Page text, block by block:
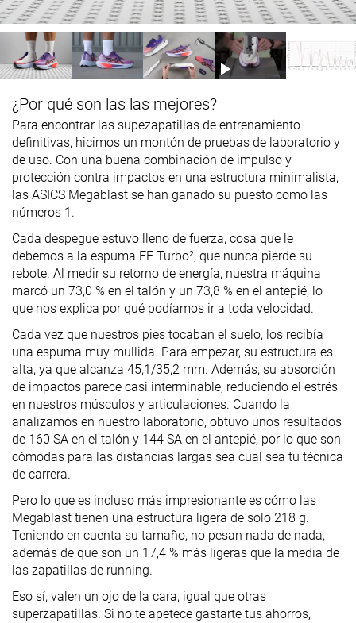
¿Por qué son las las mejores?
Para encontrar las supezapatillas de entrenamiento
definitivas, hicimos un montón de pruebas de laboratorio y
de uso. Con una buena combinación de impulso y
protección contra impactos en una estructura minimalista,
las ASICS Megablast se han ganado su puesto como las
números 1.
Cada despegue estuvo lleno de fuerza, cosa que le
debemos a la espuma FF Turbo², que nunca pierde su
rebote. Al medir su retorno de energía, nuestra máquina
marcó un 73,0 % en el talón y un 73,8 % en el antepié, lo
que nos explica por qué podíamos ir a toda velocidad.
Cada vez que nuestros pies tocaban el suelo, los recibía
una espuma muy mullida. Para empezar, su estructura es
alta, ya que alcanza 45,1/35,2 mm. Además, su absorción
de impactos parece casi interminable, reduciendo el estrés
en nuestros músculos y articulaciones. Cuando la
analizamos en nuestro laboratorio, obtuvo unos resultados
de 160 SA en el talón y 144 SA en el antepié, por lo que son
cómodas para las distancias largas sea cual sea tu técnica
de carrera.
Pero lo que es incluso más impresionante es cómo las
Megablast tienen una estructura ligera de solo 218 g.
Teniendo en cuenta su tamaño, no pesan nada de nada,
además de que son un 17,4 % más ligeras que la media de
las zapatillas de running.
Eso sí, valen un ojo de la cara, igual que otras
superzapatillas. Si no te apetece gastarte tus ahorros,